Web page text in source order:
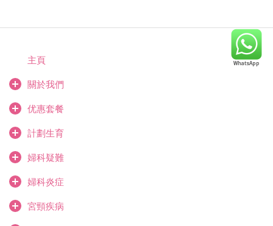
主頁
關於我們
优惠套餐
計劃生育
婦科疑難
婦科炎症
宮頸疾病